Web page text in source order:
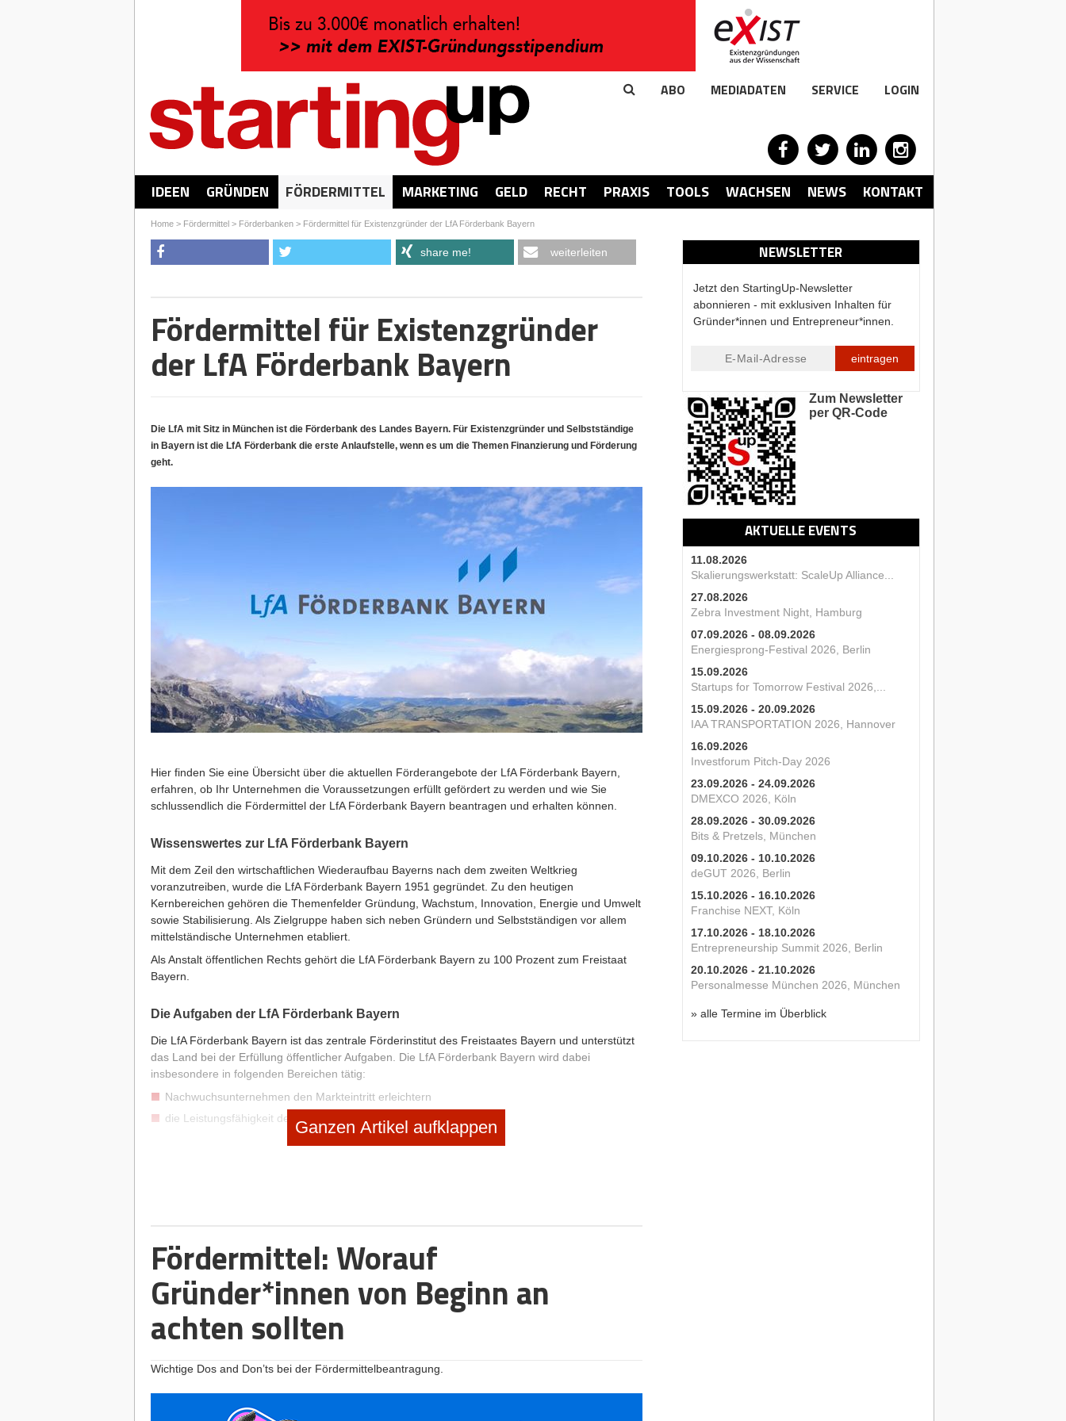
ABO MEDIADATEN SERVICE LOGIN
IDEEN GRÜNDEN FÖRDERMITTEL MARKETING GELD RECHT PRAXIS TOOLS WACHSEN NEWS KONTAKT
Home> Fördermittel> Förderbanken> Fördermittel für Existenzgründer der LfA Förderbank Bayern
NEWSLETTER
Jetzt den StartingUp-Newsletter
abonnieren - mit exklusiven Inhalten für
Gründer*innen und Entrepreneur*innen.
eintragen
Zum Newsletter
per QR-Code
AKTUELLE EVENTS
11.08.2026
Skalierungswerkstatt: ScaleUp Alliance...
27.08.2026
Zebra Investment Night, Hamburg
07.09.2026 - 08.09.2026
Energiesprong-Festival 2026, Berlin
15.09.2026
Startups for Tomorrow Festival 2026,...
15.09.2026 - 20.09.2026
IAA TRANSPORTATION 2026, Hannover
16.09.2026
Investforum Pitch-Day 2026
23.09.2026 - 24.09.2026
DMEXCO 2026, Köln
28.09.2026 - 30.09.2026
Bits & Pretzels, München
09.10.2026 - 10.10.2026
deGUT 2026, Berlin
15.10.2026 - 16.10.2026
Franchise NEXT, Köln
17.10.2026 - 18.10.2026
Entrepreneurship Summit 2026, Berlin
20.10.2026 - 21.10.2026
Personalmesse München 2026, München
» alle Termine im Überblick
share me! weiterleiten
Fördermittel für Existenzgründer
der LfA Förderbank Bayern
Die LfA mit Sitz in München ist die Förderbank des Landes Bayern. Für Existenzgründer und Selbstständige
in Bayern ist die LfA Förderbank die erste Anlaufstelle, wenn es um die Themen Finanzierung und Förderung
geht.
Hier finden Sie eine Übersicht über die aktuellen Förderangebote der LfA Förderbank Bayern,
erfahren, ob Ihr Unternehmen die Voraussetzungen erfüllt gefördert zu werden und wie Sie
schlussendlich die Fördermittel der LfA Förderbank Bayern beantragen und erhalten können.
Wissenswertes zur LfA Förderbank Bayern
Mit dem Zeil den wirtschaftlichen Wiederaufbau Bayerns nach dem zweiten Weltkrieg
voranzutreiben, wurde die LfA Förderbank Bayern 1951 gegründet. Zu den heutigen
Kernbereichen gehören die Themenfelder Gründung, Wachstum, Innovation, Energie und Umwelt
sowie Stabilisierung. Als Zielgruppe haben sich neben Gründern und Selbstständigen vor allem
mittelständische Unternehmen etabliert.
Als Anstalt öffentlichen Rechts gehört die LfA Förderbank Bayern zu 100 Prozent zum Freistaat
Bayern.
Die Aufgaben der LfA Förderbank Bayern
Die LfA Förderbank Bayern ist das zentrale Förderinstitut des Freistaates Bayern und unterstützt
das Land bei der Erfüllung öffentlicher Aufgaben. Die LfA Förderbank Bayern wird dabei
insbesondere in folgenden Bereichen tätig:
Nachwuchsunternehmen den Markteintritt erleichtern
die Leistungsfähigkeit des Mittelstands stärken
Unternehmen helfen, neue Produkte und Verfahren auf den Markt zu bringen
Auslandsinvestitionen unterstützen, wenn dadurch der Standort in Bayern gestärkt wird
durch Ausbau der wirtschaftsnahen Infrastruktur die Voraussetzung für Wachstum verbessern
im Verbund mit anderen Kreditinstituten die Finanzierung von Großprojekten sichern.
Fördermittel der LfA Förderbank Bayern für Existenzgründer
Möglichkeit Beteiligungskapital sowie Risikoentlastungen in Anspruch zu nehmen.
rechtlicher Hand. Deshalb gilt für Sie das Hausbankprinzip. D.h. Anträge für Fördermittel sind
Ganzen Artikel aufklappen
Fördermittel: Worauf
Gründer*innen von Beginn an
achten sollten
Wichtige Dos and Don’ts bei der Fördermittelbeantragung.